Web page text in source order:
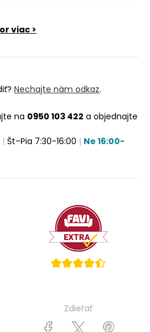
viac >
Nechajte nám odkaz.
na 0950 103 422 a objednajte
| Št–Pia 7:30-16:00 | Ne 16:00-
Zdieľať